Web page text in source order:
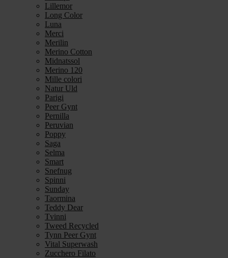
Lillemor
Long Color
Luna
Merci
Merilin
Merino Cotton
Midnatssol
Merino 120
Mille colori
Natur Uld
Parigi
Peer Gynt
Pernilla
Peruvian
Poppy
Saga
Selma
Smart
Snefnug
Spinni
Sunday
Taormina
Teddy Dear
Tvinni
Tweed Recycled
Tynn Peer Gynt
Vital Superwash
Zucchero Filato